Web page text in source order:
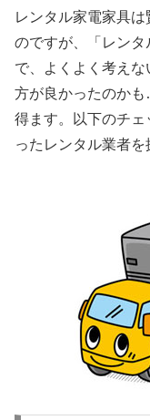
レンタル家電家具
のですが、「レン
で、よくよく考え
方が良かったのか
得ます。以下のチ
ったレンタル業者を